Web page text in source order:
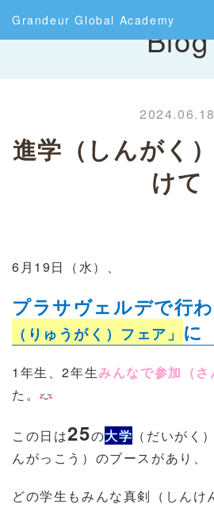
Grandeur Global AcademyBlog
2024.06.18
進学（しんがく
けて
6月 19日（水）、
プラサヴェルデで行
（りゅうがく）フェア」 に
1 年生、2年生みんなで参加（さ
た。
この日は25の大学 （だいがく
んがっこう）のブースがあり、
どの学生もみんな真剣（しんけ